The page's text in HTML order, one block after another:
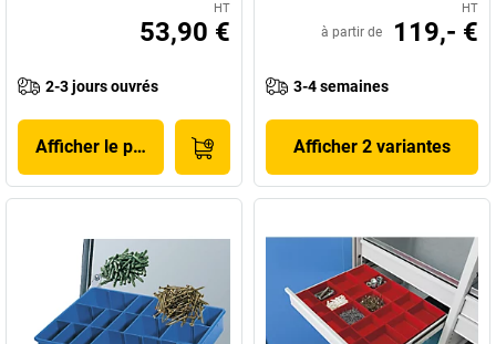
HT
53,90 €
2-3 jours ouvrés
Afficher le produit
HT
à partir de 119,- €
3-4 semaines
Afficher 2 variantes